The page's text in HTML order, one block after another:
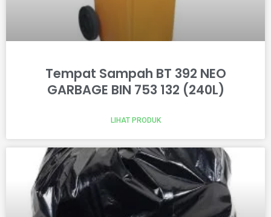
Tempat Sampah BT 392 NEO
GARBAGE BIN 753 132 (240L)
LIHAT PRODUK